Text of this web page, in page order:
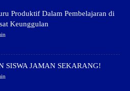
Produktif Dalam Pembelajaran di
Keunggulan
SISWA JAMAN SEKARANG!